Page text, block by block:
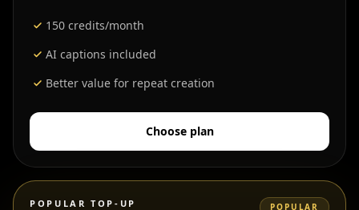
150 credits/month
AI captions included
Better value for repeat creation
Choose plan
POPULAR
POPULAR TOP-UP